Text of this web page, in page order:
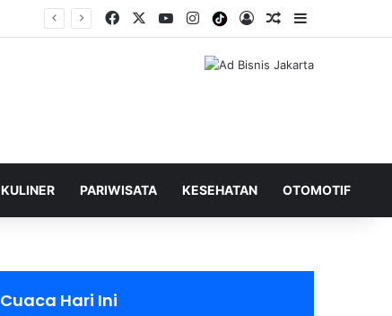
Facebook YouTubeInstagramTiktokLog InShuffle Berita
KULINER PARIWISATA KESEHATAN OTOMOTIF
Cuaca Hari Ini